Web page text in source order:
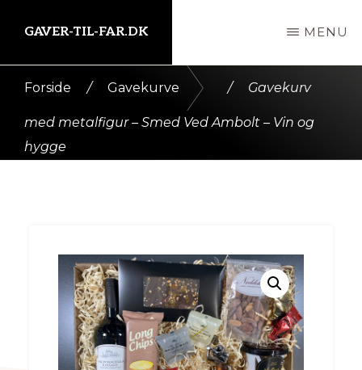
indhold
GAVER-TIL-FAR.DK MENU
Forside / Gavekurve / Gavekurv
med metalfigur – Smed Ved Ambolt – Vin og
hygge